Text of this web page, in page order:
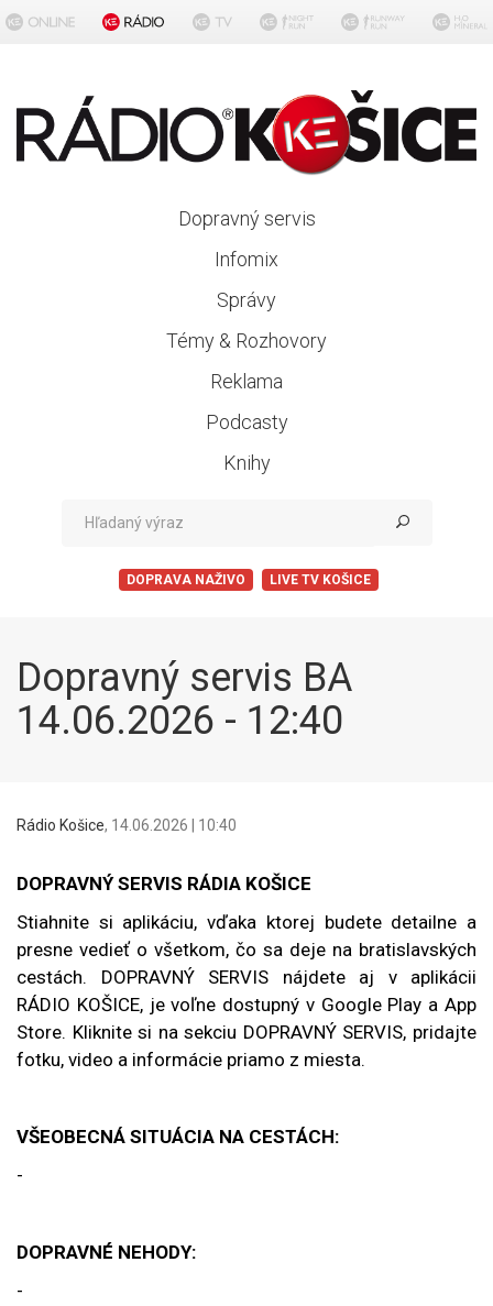
Dopravný servis
Infomix
Správy
Témy & Rozhovory
Reklama
Podcasty
Knihy
DOPRAVA NAŽIVO LIVE TV KOŠICE
Dopravný servis BA
14.06.2026 - 12:40
Rádio Košice, 14.06.2026 | 10:40
DOPRAVNÝ SERVIS RÁDIA KOŠICE
Stiahnite si aplikáciu, vďaka ktorej budete detailne a
presne vedieť o všetkom, čo sa deje na bratislavských
cestách. DOPRAVNÝ SERVIS nájdete aj v aplikácii
RÁDIO KOŠICE, je voľne dostupný v Google Play a App
Store. Kliknite si na sekciu DOPRAVNÝ SERVIS, pridajte
fotku, video a informácie priamo z miesta.
VŠEOBECNÁ SITUÁCIA NA CESTÁCH:
-
DOPRAVNÉ NEHODY:
-